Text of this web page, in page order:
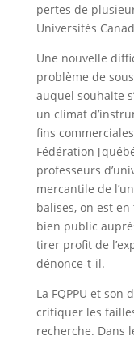
pertes de
Universités
Une nouvelle
problème de
auquel souhaite
un climat
fins
Fédération
professeurs
mercantile de
balises, on est
bien public
tirer profit de
dénonce-t-il.
La FQPPU et
critiquer les
recherche. Dans